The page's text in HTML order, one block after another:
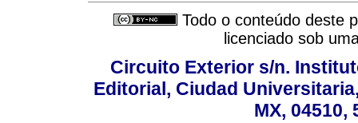
Todo o conteúdo deste
licenciado sob
Circuito Exterior s/n.
Editorial, Ciudad
MX, 04510,